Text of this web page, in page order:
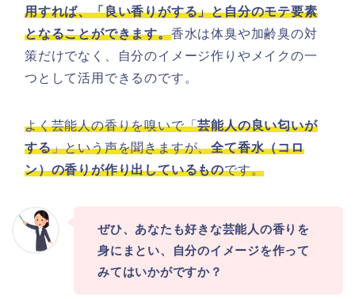
用すれば、「良い香りがする」と自分のモテ要素
となることができます。香水は体臭や加齢臭の対
策だけでなく、自分のイメージ作りやメイクの一
つとして活用できるのです。
よく芸能人の香りを嗅いで「芸能人の良い匂いが
する」という声を聞きますが、全て香水（コロ
ン）の香りが作り出しているものです。
ぜひ、あなたも好きな芸能人の香りを
身にまとい、自分のイメージを作って
みてはいかがですか？